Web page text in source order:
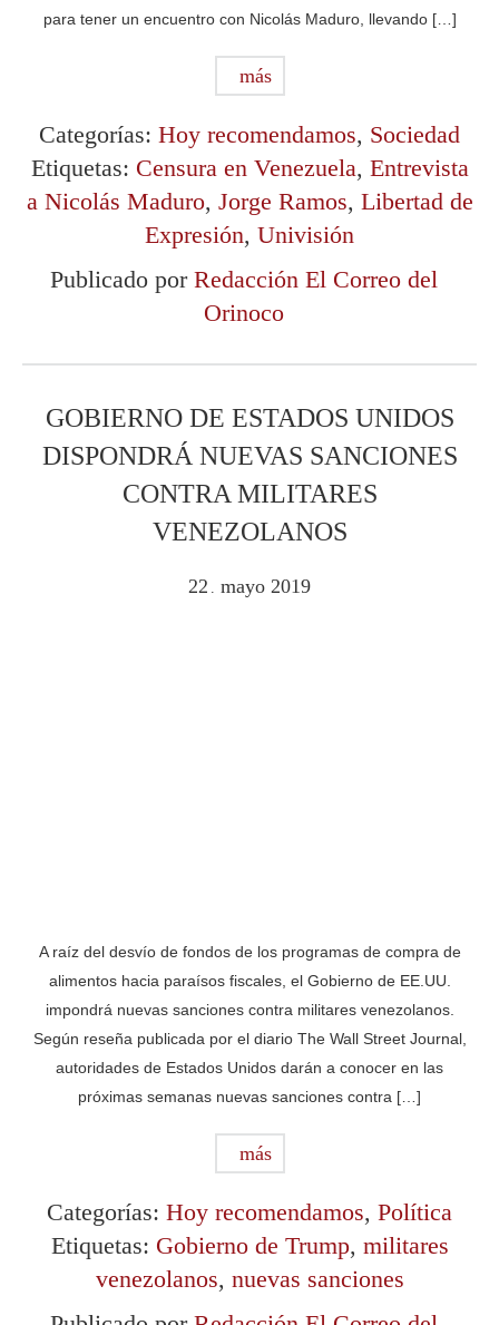
para tener un encuentro con Nicolás Maduro, llevando […]
más
Categorías: Hoy recomendamos, Sociedad
Etiquetas: Censura en Venezuela, Entrevista
a Nicolás Maduro, Jorge Ramos, Libertad de
Expresión, Univisión
Publicado por Redacción El Correo del
Orinoco
GOBIERNO DE ESTADOS UNIDOS
DISPONDRÁ NUEVAS SANCIONES
CONTRA MILITARES
VENEZOLANOS
22 mayo 2019
A raíz del desvío de fondos de los programas de compra de
alimentos hacia paraísos fiscales, el Gobierno de EE.UU.
impondrá nuevas sanciones contra militares venezolanos.
Según reseña publicada por el diario The Wall Street Journal,
autoridades de Estados Unidos darán a conocer en las
próximas semanas nuevas sanciones contra […]
más
Categorías: Hoy recomendamos, Política
Etiquetas: Gobierno de Trump, militares
venezolanos, nuevas sanciones